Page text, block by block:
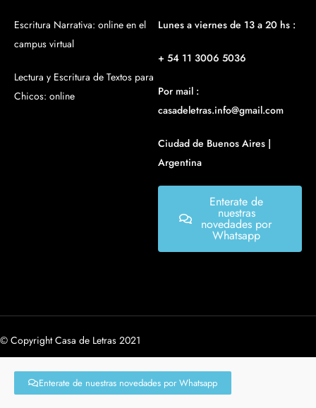
Escritura Narrativa: online en el
campus virtual
Lectura y Escritura de Textos para
Chicos: online
Lunes a viernes de 13 a 20 hs :
+ 54 11 3006 5036
Por mail :
casadeletras.info@gmail.com
Ciudad de Buenos Aires |
Argentina
Enterate de
nuestras
novedades por
Whatsapp
© Copyright Casa de Letras 2021
Enterate de nuestras novedades por Whatsapp